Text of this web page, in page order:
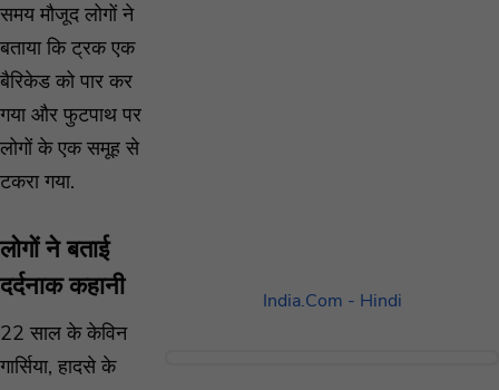
समय मौजूद लोगों ने
बताया कि ट्रक एक
बैरिकेड को पार कर
गया और फुटपाथ पर
लोगों के एक समूह से
टकरा गया.
लोगों ने बताई
दर्दनाक कहानी
22 साल के केविन
गार्सिया, हादसे के
India.Com - Hindi